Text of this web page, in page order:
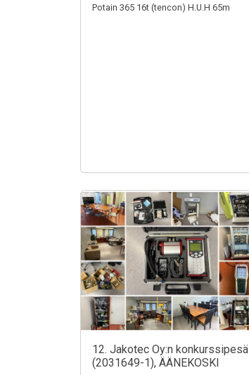
Potain 365 16t (tencon) H.U.H 65m
12. Jakotec Oy:n konkurssipesä
(2031649-1), ÄÄNEKOSKI